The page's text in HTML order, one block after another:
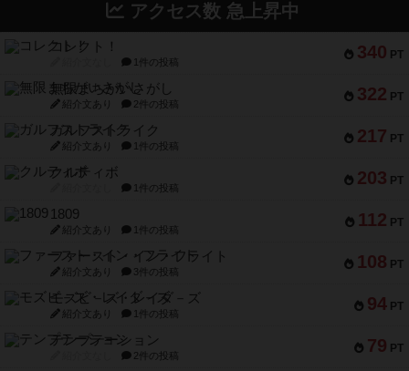
アクセス数 急上昇中
340 PT
コレクト！
1件の投稿
322 PT
無限まちがいさがし
紹介文あり 2件の投稿
217 PT
ガルフストライク
紹介文あり 1件の投稿
203 PT
クルティボ
1件の投稿
112 PT
1809
紹介文あり 1件の投稿
108 PT
ファースト・イン・フライト
紹介文あり 3件の投稿
94 PT
モズビ－ズ・レイダ－ズ
紹介文あり 1件の投稿
79 PT
テンプテーション
2件の投稿